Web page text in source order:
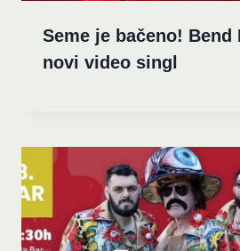
Seme je bačeno! Bend
novi video singl